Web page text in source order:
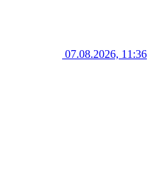
07.08.2026, 11:36